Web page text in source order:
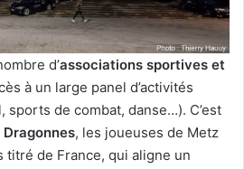
d’associations sportives et
à un large panel d’activités
sports de combat, danse…). C’est
Dragonnes, les joueuses de Metz
titré de France, qui aligne un